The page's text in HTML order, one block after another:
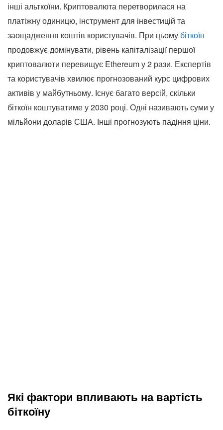
інші альткоїни. Криптовалюта перетворилася на
платіжну одиницю, інструмент для інвестицій та
заощадження коштів користувачів. При цьому біткоїн
продовжує домінувати, рівень капіталізації першої
криптовалюти перевищує Ethereum у 2 рази. Експертів
та користувачів хвилює прогнозований курс цифрових
активів у майбутньому. Існує багато версій, скільки
біткоїн коштуватиме у 2030 році. Одні називають суми у
мільйони доларів США. Інші прогнозують падіння ціни.
Які фактори впливають на вартість
біткоїну